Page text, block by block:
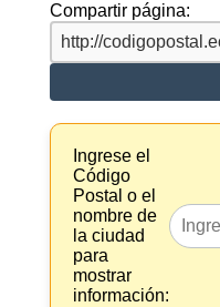
Compartir página:
Ingrese el
Código
Postal o el
nombre de
la ciudad
para
mostrar
información: